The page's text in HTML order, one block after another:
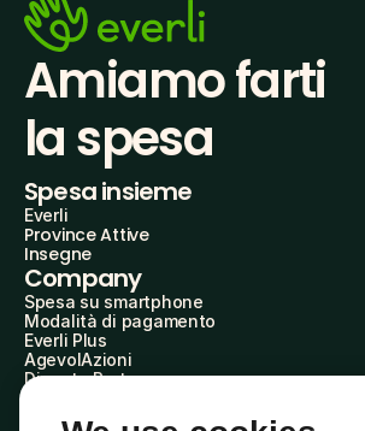
Amiamo farti
la spesa
Spesa insieme
Everli
Province Attive
Insegne
Company
Spesa su smartphone
Modalità di pagamento
Everli Plus
AgevolAzioni
Diventa Partner
Everli Shoppers